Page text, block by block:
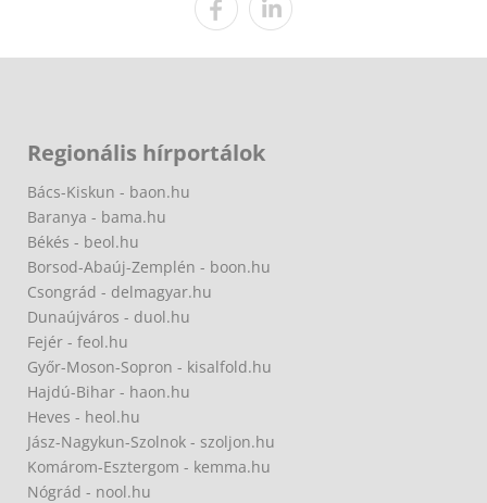
Regionális hírportálok
Bács-Kiskun - baon.hu
Baranya - bama.hu
Békés - beol.hu
Borsod-Abaúj-Zemplén - boon.hu
Csongrád - delmagyar.hu
Dunaújváros - duol.hu
Fejér - feol.hu
Győr-Moson-Sopron - kisalfold.hu
Hajdú-Bihar - haon.hu
Heves - heol.hu
Jász-Nagykun-Szolnok - szoljon.hu
Komárom-Esztergom - kemma.hu
Nógrád - nool.hu